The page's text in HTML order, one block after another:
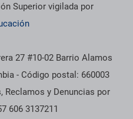
Superior vigilada por
27 #10-02 Barrio Alamos
- Código postal: 660003
Reclamos y Denuncias por
606 3137211